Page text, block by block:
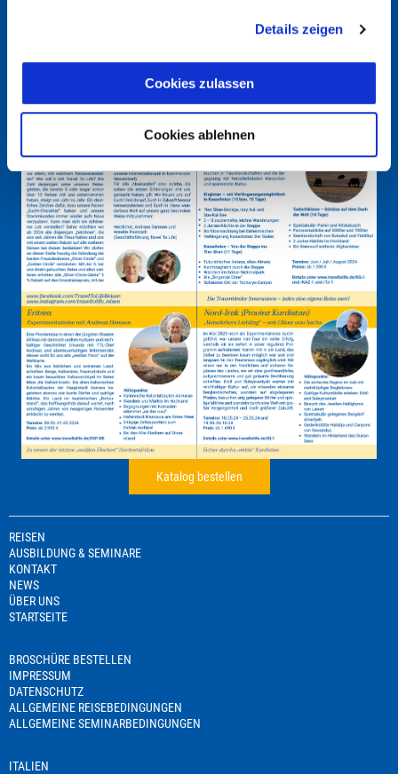
Details zeigen
Cookies zulassen
Cookies ablehnen
Katalog bestellen
REISEN
AUSBILDUNG & SEMINARE
KONTAKT
NEWS
ÜBER UNS
STARTSEITE
BROSCHÜRE BESTELLEN
IMPRESSUM
DATENSCHUTZ
ALLGEMEINE REISEBEDINGUNGEN
ALLGEMEINE SEMINARBEDINGUNGEN
ITALIEN